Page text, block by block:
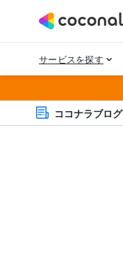
ココナラブログ